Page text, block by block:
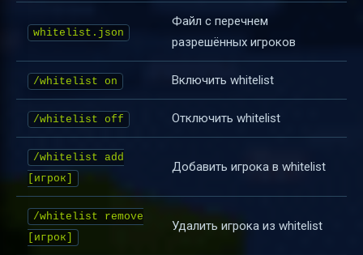
whitelist.json
Файл с перечнем
разрешённых игроков
/whitelist on Включить whitelist
/whitelist off Отключить whitelist
/whitelist add
[игрок]
Добавить игрока в whitelist
/whitelist remove
[игрок]
Удалить игрока из whitelist